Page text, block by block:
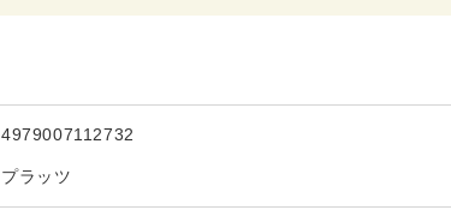
4979007112732
プラッツ